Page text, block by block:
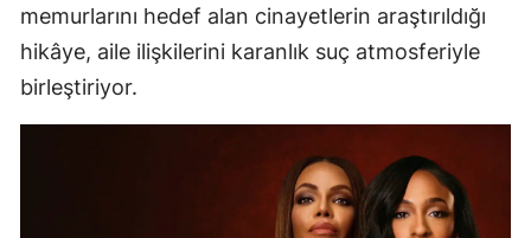
memurlarını hedef alan cinayetlerin araştırıldığı
hikâye, aile ilişkilerini karanlık suç atmosferiyle
birleştiriyor.